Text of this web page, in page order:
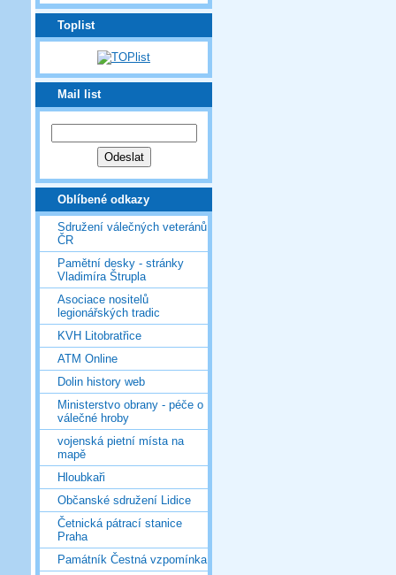
Toplist
Mail list
Oblíbené odkazy
Sdružení válečných veteránů
ČR
Pamětní desky - stránky
Vladimíra Štrupla
Asociace nositelů
legionářských tradic
KVH Litobratřice
ATM Online
Dolin history web
Ministerstvo obrany - péče o
válečné hroby
vojenská pietní místa na
mapě
Hloubkaři
Občanské sdružení Lidice
Četnická pátrací stanice
Praha
Památník Čestná vzpomínka